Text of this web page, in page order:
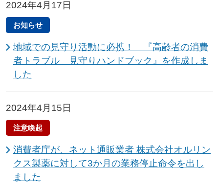
2024年4月17日
お知らせ
地域での見守り活動に必携！ 『高齢者の消費
者トラブル 見守りハンドブック』を作成しま
した
2024年4月15日
注意喚起
消費者庁が、ネット通販業者 株式会社オルリン
クス製薬に対して3か月の業務停止命令を出し
ました